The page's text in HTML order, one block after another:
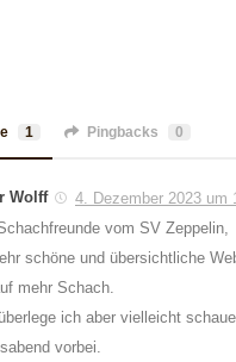
1 Pingbacks 0
Wolff
4. Dezember 2023 um
vom SV Zeppelin,
schöne und übersichtliche
mehr Schach.
ich aber vielleicht
vorbei.